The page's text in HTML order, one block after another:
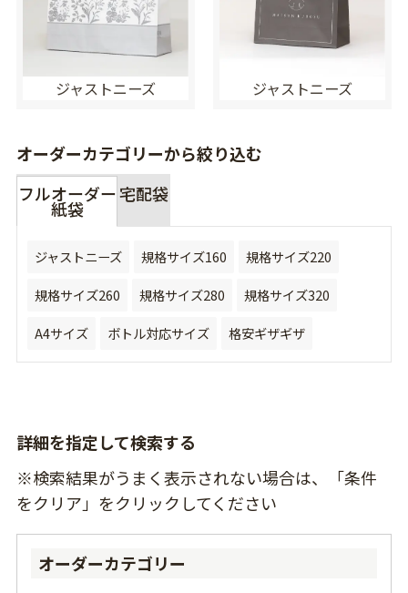
ジャストニーズ ジャストニーズ
オーダーカテゴリーから絞り込む
フルオーダー
紙袋
宅配袋
ジャストニーズ 規格サイズ160
規格サイズ220
規格サイズ260
規格サイズ280
規格サイズ320
A4サイズ
ボトル対応サイズ 格安ギザギザ
詳細を指定して検索する
※検索結果がうまく表示されない場合は、「条件
をクリア」をクリックしてください
オーダーカテゴリー